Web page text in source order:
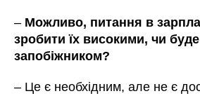
– Можливо, питання в
зробити їх високими, чи
запобіжником?
– Це є необхідним, але не є